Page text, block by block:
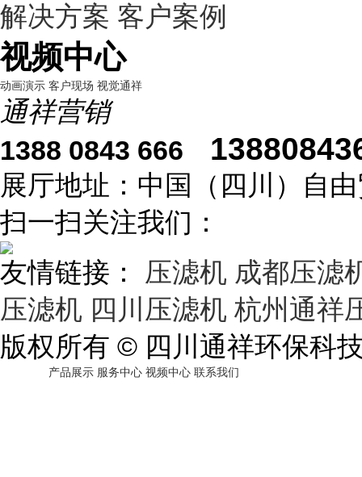
解决方案 客户案例
视频中心
动画演示 客户现场 视觉通祥
通祥营销
1388 0843 666
展厅地址：中国（四川）自
扫一扫关注我们：
友情链接：
压滤机 成都压滤
压滤机 四川压滤机 杭州通祥
版权所有 © 四川通祥环保科
产品展示 服务中心 视频中心 联系我们